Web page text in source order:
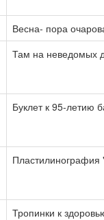
Весна- пора
Там на неведомых
Буклет к 95-летию
Пластилинография
Тропинки к